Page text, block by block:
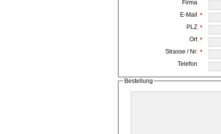
Firma
E-Mail
*
PLZ *
Ort *
Strasse / Nr. *
Telefon
Bestellung